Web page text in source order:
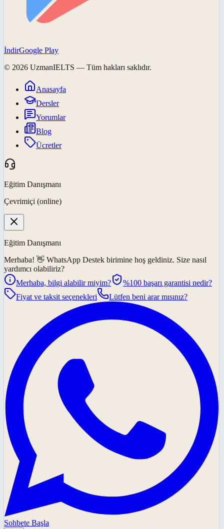
İndirGoogle Play
© 2026 UzmanIELTS — Tüm hakları saklıdır.
Anasayfa
Dersler
Yorumlar
Blog
Ücretler
Eğitim Danışmanı
Çevrimiçi (online)
Eğitim Danışmanı
Merhaba! 👋 WhatsApp Destek birimine hoş geldiniz. Size nasıl
yardımcı olabiliriz?
Merhaba, bilgi alabilir miyim?
%100 başarı garantisi nedir?
Fiyat ve taksit seçenekleri
Lütfen beni arar mısınız?
Sohbete Başla